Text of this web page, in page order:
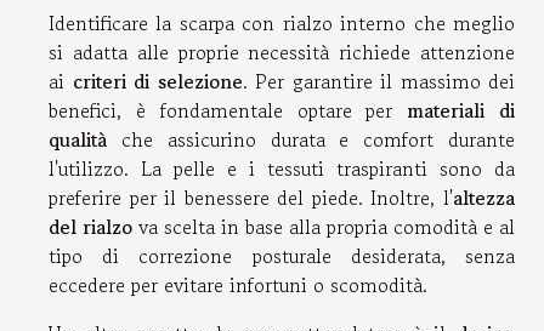
Identificare la scarpa con rialzo interno che meglio
si adatta alle proprie necessità richiede attenzione
ai criteri di selezione. Per garantire il massimo dei
benefici, è fondamentale optare per materiali di
qualità che assicurino durata e comfort durante
l'utilizzo. La pelle e i tessuti traspiranti sono da
preferire per il benessere del piede. Inoltre, l'altezza
del rialzo va scelta in base alla propria comodità e al
tipo di correzione posturale desiderata, senza
eccedere per evitare infortuni o scomodità.